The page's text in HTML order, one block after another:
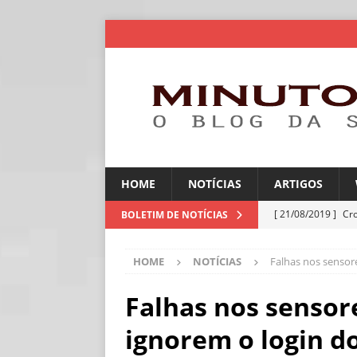
HOME NOTÍCIAS ARTIGOS
BOLETIM DE NOTÍCIAS [ 21/08/2019 ]
[ 30/07/2026 ]
[ 30/07/2026 ]
HOME NOTÍCIAS Falhas nos
Falhas nos
ignorem o login